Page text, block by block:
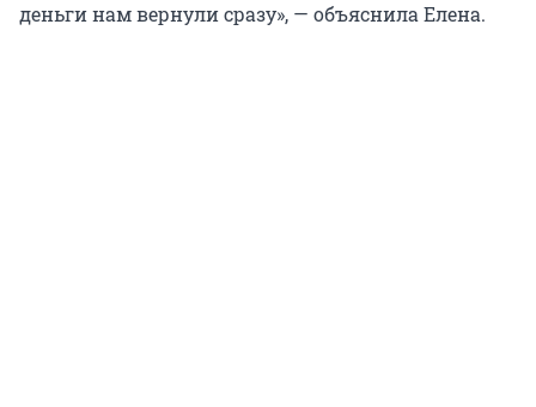
деньги нам вернули сразу», — объяснила Елена.